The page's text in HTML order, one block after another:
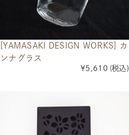
[YAMASAKI DESIGN WORKS] カ
ンナグラス
¥5,610 (税込)